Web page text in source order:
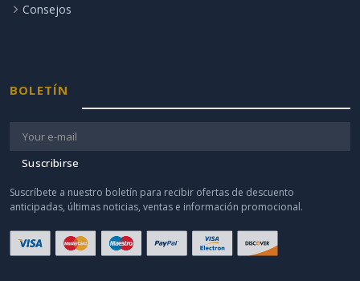
Consejos
BOLETÍN
Suscribirse
Suscríbete a nuestro boletín para recibir ofertas de descuento
anticipadas, últimas noticias, ventas e información promocional.